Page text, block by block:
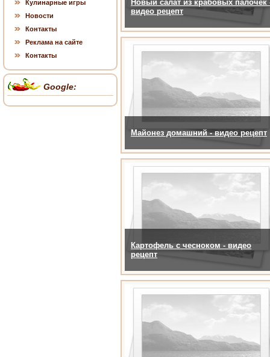
Новый салат из крабовых палочек
видео рецепт
Майонез домашний - видео рецепт
Картофель с чесноком - видео
рецепт
Кулинарные игры
Новости
Контакты
Реклама на сайте
Контакты
Google: